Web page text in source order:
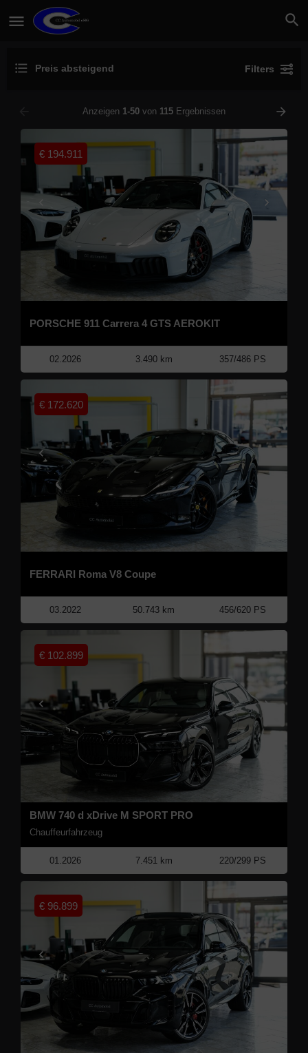
Preis absteigend Filters
Anzeigen 1-50 von 115 Ergebnissen
PORSCHE 911 Carrera 4 GTS AEROKIT
€ 194.911
02.2026 3.490 km 357/486 PS
FERRARI Roma V8 Coupe
€ 172.620
03.2022 50.743 km 456/620 PS
BMW 740 d xDrive M SPORT PRO
Chauffeurfahrzeug
€ 102.899
01.2026 7.451 km 220/299 PS
€ 96.899